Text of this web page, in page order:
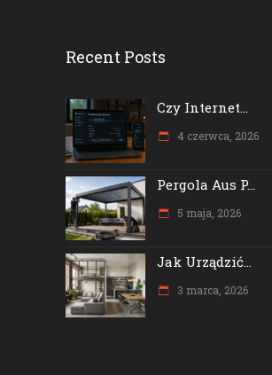
Recent Posts
Czy Internet...
4 czerwca, 2026
Pergola Aus P...
5 maja, 2026
Jak Urządzić...
3 marca, 2026